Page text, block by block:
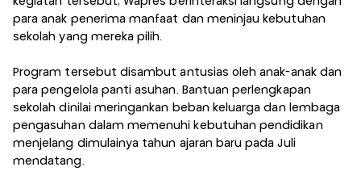
para anak penerima manfaat dan meninjau kebutuhan
sekolah yang mereka pilih.
Program tersebut disambut antusias oleh anak-anak dan
para pengelola panti asuhan. Bantuan perlengkapan
sekolah dinilai meringankan beban keluarga dan lembaga
pengasuhan dalam memenuhi kebutuhan pendidikan
menjelang dimulainya tahun ajaran baru pada Juli
mendatang.